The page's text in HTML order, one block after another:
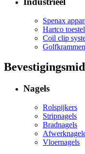
Spenax
Hartco
Coil clip
Golfkrammen
Nagels
Rolspijkers
Stripnagels
Bradnagels
Vloernagels